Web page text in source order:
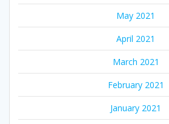
May 2021
April 2021
March 2021
February 2021
January 2021